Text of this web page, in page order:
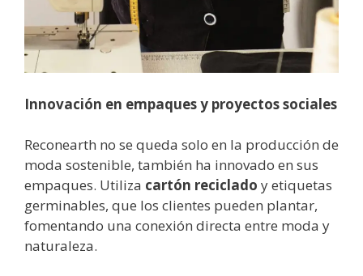
Innovación en empaques y proyectos sociales
Reconearth no se queda solo en la producción de
moda sostenible, también ha innovado en sus
empaques. Utiliza cartón reciclado y etiquetas
germinables, que los clientes pueden plantar,
fomentando una conexión directa entre moda y
naturaleza.